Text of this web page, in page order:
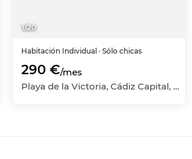
1/20
Habitación Individual · Sólo chicas
290 €/mes
Playa de la Victoria, Cádiz Capital, Cádiz